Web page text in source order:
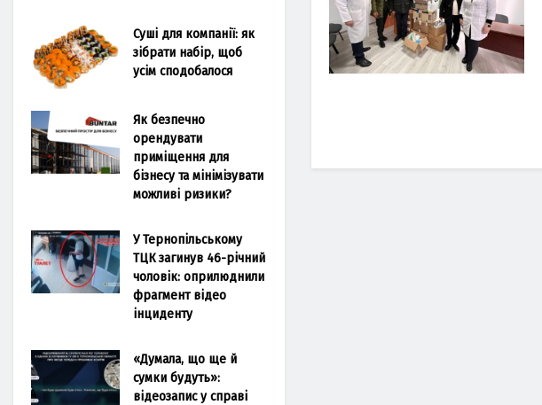
Суші для компанії: як
зібрати набір, щоб
усім сподобалося
Як безпечно
орендувати
приміщення для
бізнесу та мінімізувати
можливі ризики?
У Тернопільському
ТЦК загинув 46-річний
чоловік: оприлюднили
фрагмент відео
інциденту
«Думала, що ще й
сумки будуть»:
відеозапис у справі